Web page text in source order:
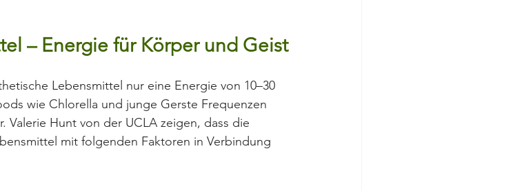
– Energie für Körper und Geist
Lebensmittel nur eine Energie von 10–30
wie Chlorella und junge Gerste Frequenzen
Valerie Hunt von der UCLA zeigen, dass die
mit folgenden Faktoren in Verbindung